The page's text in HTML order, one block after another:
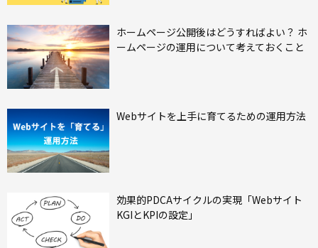
ホームページ公開後はどうすればよい？ ホ
ームページの運用について考えておくこと
Webサイトを上手に育てるための運用方法
効果的PDCAサイクルの実現「Webサイト
KGIとKPIの設定」